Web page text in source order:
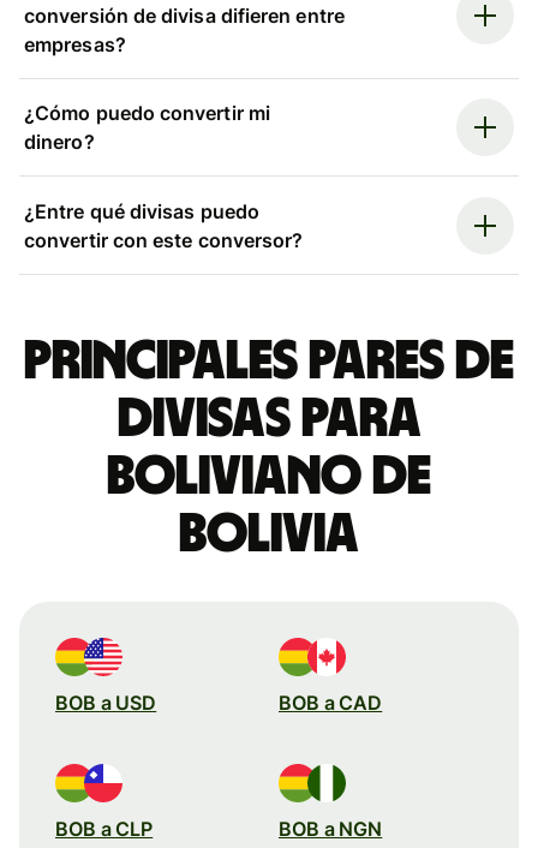
conversión de divisa difieren entre
empresas?
¿Cómo puedo convertir mi
dinero?
¿Entre qué divisas puedo
convertir con este conversor?
Principales pares de
divisas para
boliviano de
Bolivia
BOB a USD BOB a CAD
BOB a CLP BOB a NGN